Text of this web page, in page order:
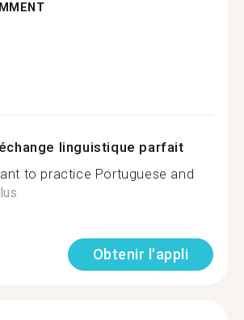
linguistique parfait
to practice Portuguese and
Obtenir l'appli